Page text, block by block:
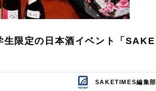
限定の日本酒イベント「SAKE
SAKETIMES編集部